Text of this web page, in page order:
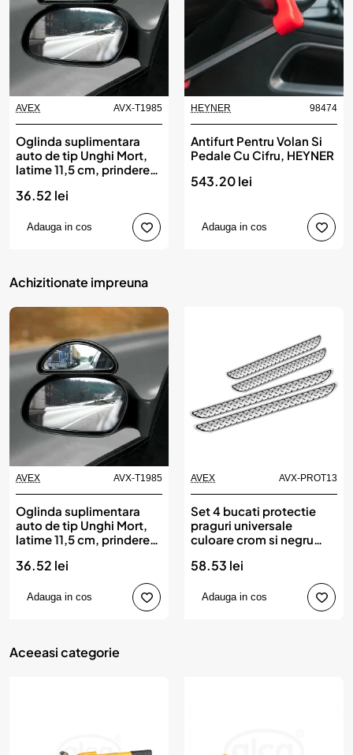
Produs de top
AVEX AVX-T1985
Oglinda suplimentara
auto de tip Unghi Mort,
latime 11,5 cm, prindere
36.52 lei
Adauga in cos
HEYNER 98474
Antifurt Pentru Volan Si
Pedale Cu Cifru, HEYNER
543.20 lei
Adauga in cos
Achizitionate impreuna
Produs de top
AVEX AVX-T1985
Oglinda suplimentara
auto de tip Unghi Mort,
latime 11,5 cm, prindere
36.52 lei
Adauga in cos
AVEX AVX-PROT13
Set 4 bucati protectie
praguri universale
culoare crom si negru
58.53 lei
Adauga in cos
Aceeasi categorie